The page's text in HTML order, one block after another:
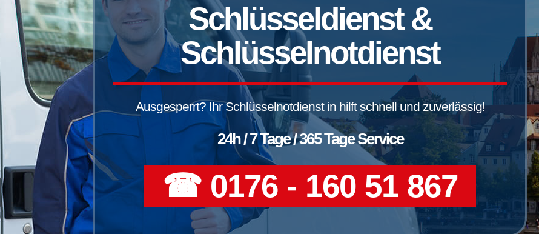
Schlüsseldienst &
Schlüsselnotdienst
Ausgesperrt? Ihr Schlüsselnotdienst in hilft schnell und zuverlässig!
24h / 7 Tage / 365 Tage Service
☎ 0176 - 160 51 867